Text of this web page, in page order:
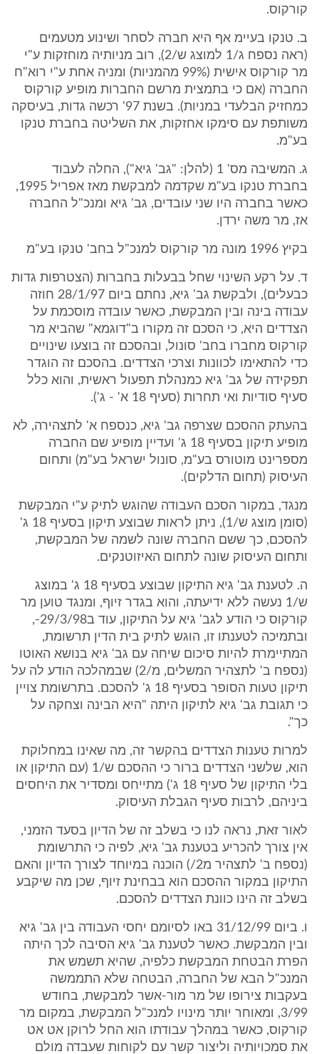
קורקוס.
ב. טנקו בעיימ אף היא חברה לסחר ושינוע מטעמים
(ראה נספח ג/1 למוצג ש/2), רוב מניותיה מוחזקות ע"י
מר קורקוס אישית (99% מהמניות) ומניה אחת ע"י רוא"ח
החברה (אם כי בתמצית מרשם החברות מופיע קורקוס
כמחזיק הבלעדי במניות). בשנת 97' רכשה גדות, בעיסקה
משותפת עם סימקו אחזקות, את השליטה בחברת טנקו
בע"מ.
ג. המשיבה מס' 1 (להלן: "גב' גיא"), החלה לעבוד
בחברת טנקו בע"מ שקדמה למבקשת מאז אפריל 1995,
כאשר בחברה היו שני עובדים, גב' גיא ומנכ"ל החברה
אז, מר משה ירדן.
בקיץ 1996 מונה מר קורקוס למנכ"ל בחב' טנקו בע"מ
ד. על רקע השינוי שחל בבעלות בחברות (הצטרפות גדות
כבעלים), ולבקשת גב' גיא, נחתם ביום 28/1/97 חוזה
עבודה בינה ובין המבקשת, כאשר עובדה מוסכמת על
הצדדים היא, כי הסכם זה מקורו ב"דוגמא" שהביא מר
קורקוס מחברו בחב' סונול, ובהסכם זה בוצעו שינויים
כדי להתאימו לכוונות וצרכי הצדדים. בהסכם זה הוגדר
תפקידה של גב' גיא כמנהלת תפעול ראשית, והוא כלל
סעיף סודיות ואי תחרות (סעיף 18 א' - ג').
בהעתק ההסכם שצרפה גב' גיא, כנספח א' לתצהירה, לא
מופיע תיקון בסעיף 18 ג' ועדיין מופיע שם החברה
מספרינט מוטורס בע"מ, סונול ישראל בע"מ) ותחום
העיסוק (תחום הדלקים).
מנגד, במקור הסכם העבודה שהוגש לתיק ע"י המבקשת
(סומן מוצג ש/1), ניתן לראות שבוצע תיקון בסעיף 18 ג'
להסכם, כך ששם החברה שונה לשמה של המבקשת,
ותחום העיסוק שונה לתחום האיזוטנקים.
ה. לטענת גב' גיא התיקון שבוצע בסעיף 18 ג' במוצג
ש/1 נעשה ללא ידיעתה, והוא בגדר זיוף, ומנגד טוען מר
קורקוס כי הודע לגב' גיא על התיקון, עוד ב29/3/98-,
ובתמיכה לטענתו זו, הוגש לתיק בית הדין תרשומת,
המתיימרת להיות סיכום שיחה עם גב' גיא בנושא האוטו
(נספח ב' לתצהיר המשלים, מ/2) שבמהלכה הודע לה על
תיקון טעות הסופר בסעיף 18 ג' להסכם. בתרשומת צויין
כי תגובת גב' גיא לתיקון היתה "היא הבינה וצחקה על
כך".
למרות טענות הצדדים בהקשר זה, מה שאינו במחלוקת
הוא, שלשני הצדדים ברור כי ההסכם ש/1 (עם התיקון או
בלי התיקון של סעיף 18 ג') מתייחס ומסדיר את היחסים
ביניהם, לרבות סעיף הגבלת העיסוק.
לאור זאת, נראה לנו כי בשלב זה של הדיון בסעד הזמני,
אין צורך להכריע בטענת גב' גיא, לפיה כי התרשומת
(נספח ב' לתצהיר מ2/) הוכנה במיוחד לצורך הדיון והאם
התיקון במקור ההסכם הוא בבחינת זיוף, שכן מה שיקבע
בשלב זה הינו כוונת הצדדים להסכם.
ו. ביום 31/12/99 באו לסיומם יחסי העבודה בין גב' גיא
ובין המבקשת. כאשר לטענת גב' גיא הסיבה לכך היתה
הפרת הבטחת המבקשת כלפיה, שהיא תשמש את
המנכ"ל הבא של החברה, הבטחה שלא התממשה
בעקבות צירופו של מר מור-אשר למבקשת, בחודש
3/99, ומאוחר יותר מינויו למנכ"ל המבקשת, במקום מר
קורקוס, כאשר במהלך עבודתו הוא החל לרוקן אט אט
את סמכויותיה וליצור קשר עם לקוחות שעבדה מולם